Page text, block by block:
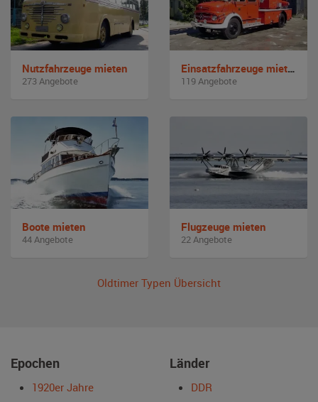
Nutzfahrzeuge mieten
273 Angebote
Einsatzfahrzeuge mieten
119 Angebote
Boote mieten
44 Angebote
Flugzeuge mieten
22 Angebote
Oldtimer Typen Übersicht
Epochen
1920er Jahre
Länder
DDR